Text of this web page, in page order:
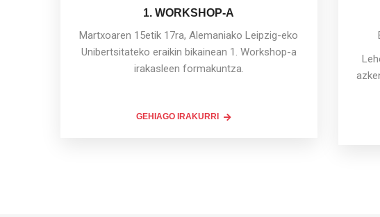
1. WORKSHOP-A
Martxoaren 15etik 17ra, Alemaniako Leipzig-eko
Unibertsitateko eraikin bikainean 1. Workshop-a
irakasleen formakuntza.
GEHIAGO IRAKURRI